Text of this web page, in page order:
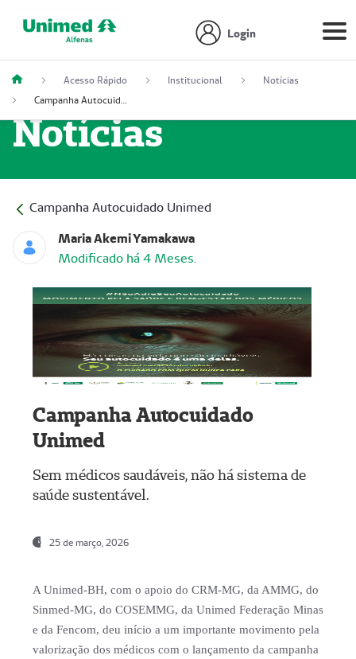
Login
Acesso Rápido Institucional
Notícias
Campanha Autocuidado Unimed
Notícias
Campanha Autocuidado Unimed
Maria Akemi Yamakawa
Modificado há 4 Meses.
Campanha Autocuidado
Unimed
Sem médicos saudáveis, não há sistema de
saúde sustentável.
25 de março, 2026
A Unimed-BH, com o apoio do CRM-MG, da AMMG, do
Sinmed-MG, do COSEMMG, da Unimed Federação Minas
e da Fencom, deu início a um importante movimento pela
valorização dos médicos com o lançamento da campanha